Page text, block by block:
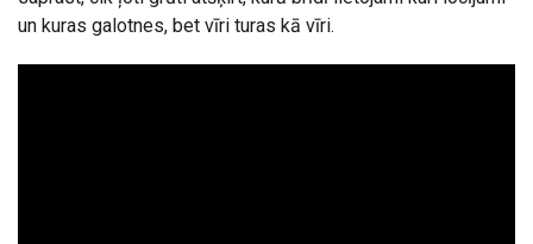
un kuras galotnes, bet vīri turas kā vīri.